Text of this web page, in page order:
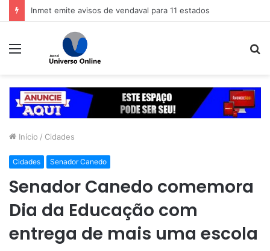
Menu
Início / Cidades
Cidades Senador Canedo
Senador Canedo comemora
Dia da Educação com
entrega de mais uma escola